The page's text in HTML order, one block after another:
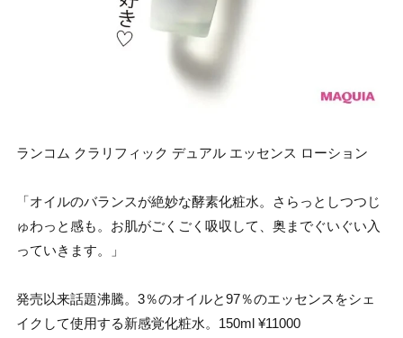
ランコム クラリフィック デュアル エッセンス ローション
「オイルのバランスが絶妙な酵素化粧水。さらっとしつつじ
ゅわっと感も。お肌がごくごく吸収して、奥までぐいぐい入
っていきます。」
発売以来話題沸騰。3％のオイルと97％のエッセンスをシェ
イクして使用する新感覚化粧水。150ml ¥11000